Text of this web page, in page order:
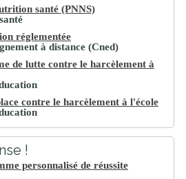
santé (PNNS)
réglementée
à distance (Cned)
de lutte contre le harcèlement à
contre le harcèlement à l'école
!
personnalisé de réussite